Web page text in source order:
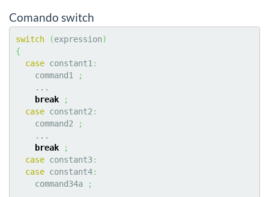
Comando switch
switch (expression)
{
case constant1 :
    command1
;
break
;
case constant2 :
    command2
;
break
;
case constant3:
case constant4:
    command34a
;